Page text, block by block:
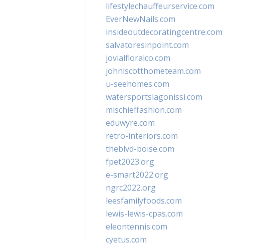
lifestylechauffeurservice.com
EverNewNails.com
insideoutdecoratingcentre.com
salvatoresinpoint.com
jovialfloralco.com
johnlscotthometeam.com
u-seehomes.com
watersportslagonissi.com
mischieffashion.com
eduwyre.com
retro-interiors.com
theblvd-boise.com
fpet2023.org
e-smart2022.org
ngrc2022.org
leesfamilyfoods.com
lewis-lewis-cpas.com
eleontennis.com
cyetus.com